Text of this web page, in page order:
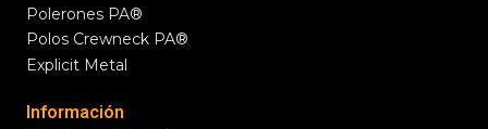
Polerones PA®
Polos Crewneck PA®
Explicit Metal
Información